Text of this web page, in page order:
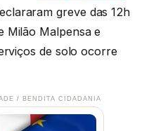
greve das 12h
Milão Malpensa e
de solo ocorre
/ BENDITA CIDADANIA